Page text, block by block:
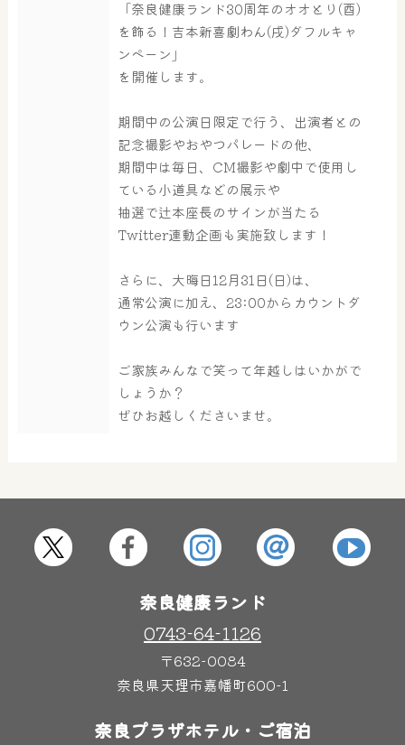
大浴場 サウナ・岩盤浴
はしゃきっズ
「奈良健康ランド30周年のオオとり(酉)
を飾る！吉本新喜劇わん(戌)ダフルキャ
ンペーン」
を開催します。
期間中の公演日限定で行う、出演者との
記念撮影やおやつパレードの他、
期間中は毎日、CM撮影や劇中で使用し
ている小道具などの展示や
抽選で辻本座長のサインが当たる
Twitter連動企画も実施致します！
さらに、大晦日12月31日(日)は、
通常公演に加え、23:00からカウントダ
ウン公演も行います
ご家族みんなで笑って年越しはいかがで
しょうか？
ぜひお越しくださいませ。
奈良健康ランド
0743-64-1126
〒632-0084
奈良県天理市嘉幡町600-1
奈良プラザホテル・ご宿泊